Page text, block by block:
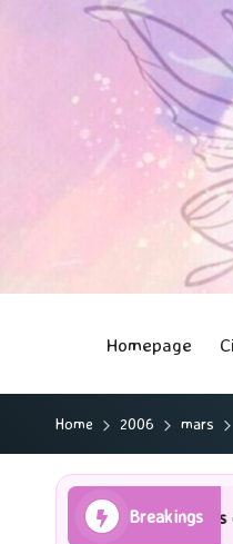
Homepage
Home 2006 mars
Breakings
Les Rayons et des ombres